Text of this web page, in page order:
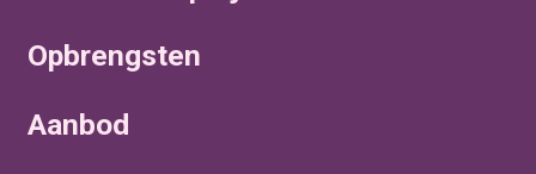
Opbrengsten
Aanbod